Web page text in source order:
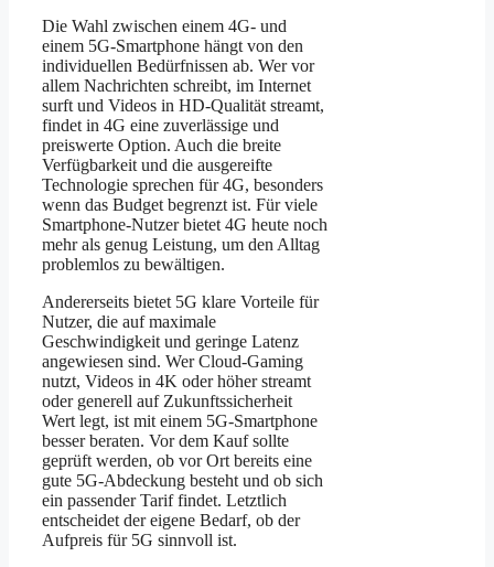
Die Wahl zwischen einem 4G- und
einem 5G-Smartphone hängt von den
individuellen Bedürfnissen ab. Wer vor
allem Nachrichten schreibt, im Internet
surft und Videos in HD-Qualität streamt,
findet in 4G eine zuverlässige und
preiswerte Option. Auch die breite
Verfügbarkeit und die ausgereifte
Technologie sprechen für 4G, besonders
wenn das Budget begrenzt ist. Für viele
Smartphone-Nutzer bietet 4G heute noch
mehr als genug Leistung, um den Alltag
problemlos zu bewältigen.
Andererseits bietet 5G klare Vorteile für
Nutzer, die auf maximale
Geschwindigkeit und geringe Latenz
angewiesen sind. Wer Cloud-Gaming
nutzt, Videos in 4K oder höher streamt
oder generell auf Zukunftssicherheit
Wert legt, ist mit einem 5G-Smartphone
besser beraten. Vor dem Kauf sollte
geprüft werden, ob vor Ort bereits eine
gute 5G-Abdeckung besteht und ob sich
ein passender Tarif findet. Letztlich
entscheidet der eigene Bedarf, ob der
Aufpreis für 5G sinnvoll ist.